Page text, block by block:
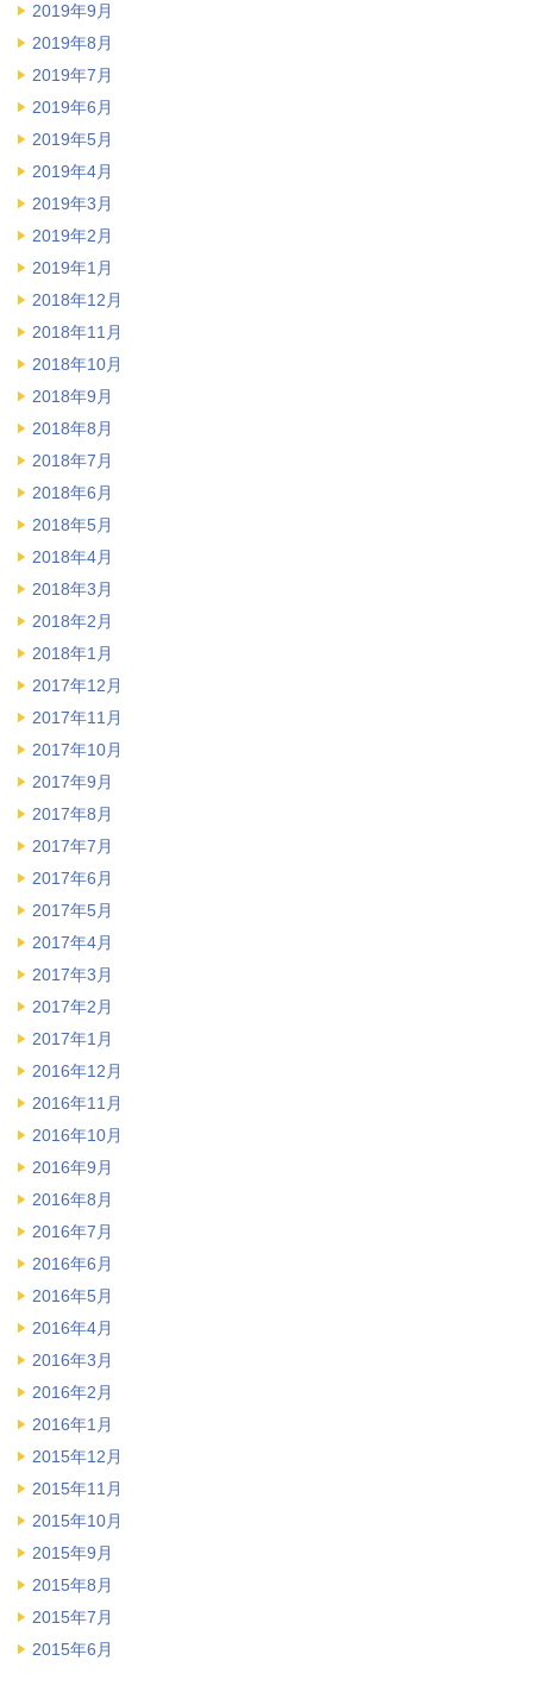
2019年9月
2019年8月
2019年7月
2019年6月
2019年5月
2019年4月
2019年3月
2019年2月
2019年1月
2018年12月
2018年11月
2018年10月
2018年9月
2018年8月
2018年7月
2018年6月
2018年5月
2018年4月
2018年3月
2018年2月
2018年1月
2017年12月
2017年11月
2017年10月
2017年9月
2017年8月
2017年7月
2017年6月
2017年5月
2017年4月
2017年3月
2017年2月
2017年1月
2016年12月
2016年11月
2016年10月
2016年9月
2016年8月
2016年7月
2016年6月
2016年5月
2016年4月
2016年3月
2016年2月
2016年1月
2015年12月
2015年11月
2015年10月
2015年9月
2015年8月
2015年7月
2015年6月